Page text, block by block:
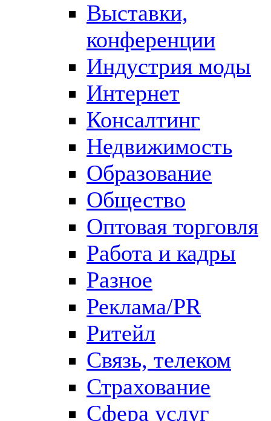
Выставки,
конференции
Индустрия моды
Интернет
Консалтинг
Недвижимость
Образование
Общество
Оптовая торговля
Работа и кадры
Разное
Реклама/PR
Ритейл
Связь, телеком
Страхование
Сфера услуг